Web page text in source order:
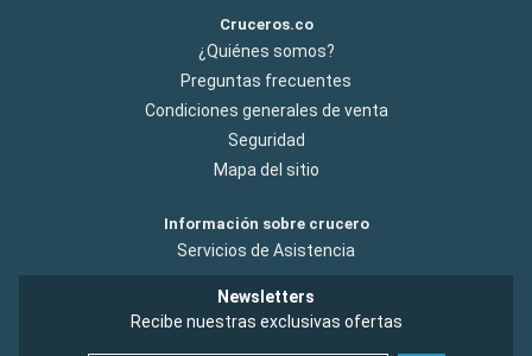
Cruceros.co
¿Quiénes somos?
Preguntas frecuentes
Condiciones generales de venta
Seguridad
Mapa del sitio
Información sobre crucero
Servicios de Asistencia
Newsletters
Recibe nuestras exclusivas ofertas